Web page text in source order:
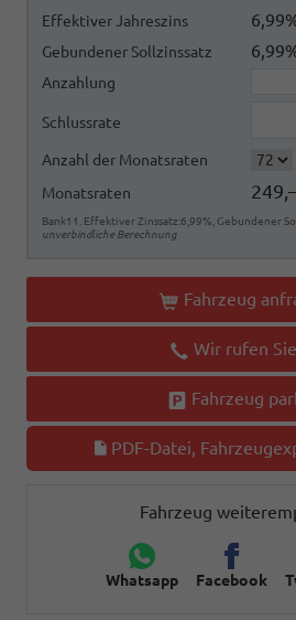
Effektiver Jahreszins
Gebundener Sollzinssatz
Anzahlung
Schlussrate
Anzahl der Monatsraten
Monatsraten
Bank11. Effektiver Zinssatz:6,99%, Gebundener
unverbindliche Berechnung
Fahrzeug
Wir rufen
Fahrzeug
PDF-Datei,
Fahrzeug
Whatsapp Facebook